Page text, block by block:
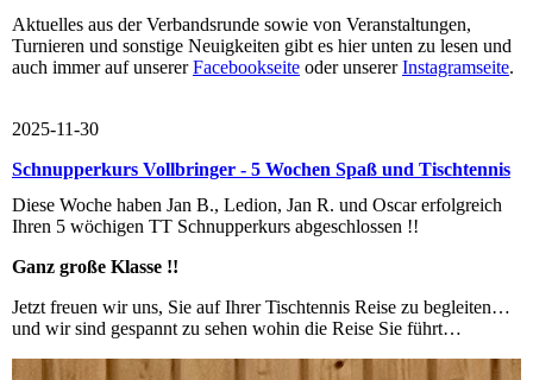
Aktuelles aus der Verbandsrunde sowie von Veranstaltungen,
Turnieren und sonstige Neuigkeiten gibt es hier unten zu lesen und
auch immer auf unsererFacebookseite oder unsererInstagramseite.
2025-11-30
Schnupperkurs Vollbringer - 5 Wochen Spaß und Tischtennis
Diese Woche haben Jan B., Ledion, Jan R. und Oscar erfolgreich
Ihren 5 wöchigen TT Schnupperkurs abgeschlossen !!
Ganz große Klasse !!
Jetzt freuen wir uns, Sie auf Ihrer Tischtennis Reise zu begleiten…
und wir sind gespannt zu sehen wohin die Reise Sie führt…